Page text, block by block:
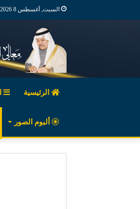
السبت, أغسطس 8 2026
الرئيسية
ألبوم الصور